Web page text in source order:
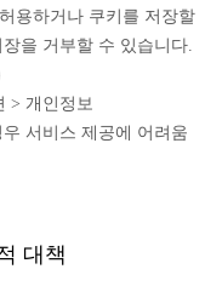
용하거나 쿠키를 저장할
을 거부할 수 있습니다.
> 개인정보
서비스 제공에 어려움
대책